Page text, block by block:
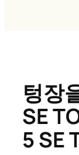
텅장
SE
5 SE